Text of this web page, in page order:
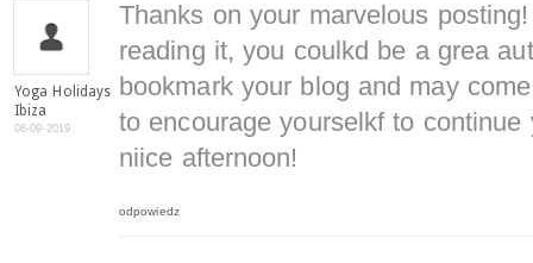
Yoga Holidays
Ibiza
08-09-2019
Thanks on your marvelous
reading it, you coulkd be a grea
bookmark your blog and may
to encourage yourselkf to
niice afternoon!
odpowiedz